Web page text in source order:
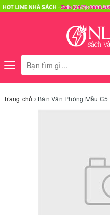
Toggle
navigation
Trang chủ Bàn Văn Phòng Mẫu C5